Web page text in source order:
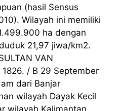
(hasil Sensus
Wilayah ini memiliki
ha dengan
21,97 jiwa/km2.
VAN
1826. / B 29 September
dari Banjar
wilayah Dayak Kecil
wilayah Kalimantan